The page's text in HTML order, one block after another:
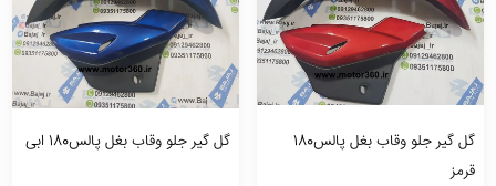
گل گیر جلو وقاب بغل پالس180
قرمز
گل گیر جلو وقاب بغل پالس180 ابی